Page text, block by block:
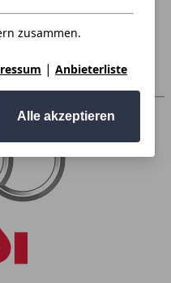
zusammen.
| Anbieterliste
Alle akzeptieren